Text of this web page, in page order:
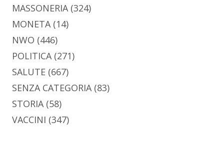
MASSONERIA (324)
MONETA (14)
NWO (446)
POLITICA (271)
SALUTE (667)
SENZA CATEGORIA (83)
STORIA (58)
VACCINI (347)